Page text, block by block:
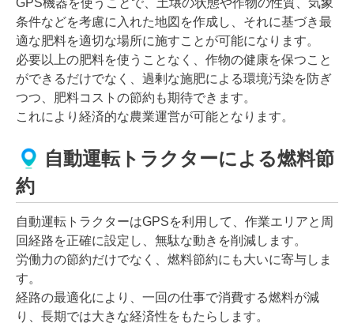
条件などを考慮に入れた地図を作成し、それに基づき最
適な肥料を適切な場所に施すことが可能になります。
必要以上の肥料を使うことなく、作物の健康を保つこと
ができるだけでなく、過剰な施肥による環境汚染を防ぎ
つつ、肥料コストの節約も期待できます。
これにより経済的な農業運営が可能となります。
自動運転トラクターによる燃料節
約
自動運転トラクターはGPSを利用して、作業エリアと周
回経路を正確に設定し、無駄な動きを削減します。
労働力の節約だけでなく、燃料節約にも大いに寄与しま
す。
経路の最適化により、一回の仕事で消費する燃料が減
り、長期では大きな経済性をもたらします。